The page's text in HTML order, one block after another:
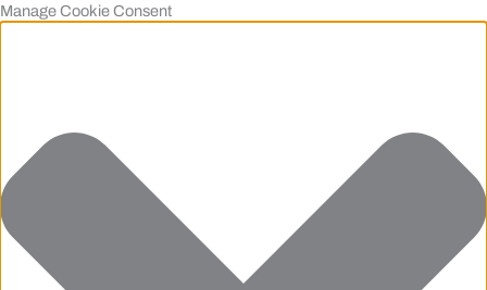
Manage Cookie Consent